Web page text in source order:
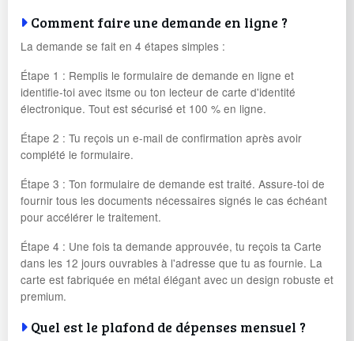
Comment faire une demande en ligne ?
La demande se fait en 4 étapes simples :
Étape 1 : Remplis le formulaire de demande en ligne et
identifie-toi avec itsme ou ton lecteur de carte d'identité
électronique. Tout est sécurisé et 100 % en ligne.
Étape 2 : Tu reçois un e-mail de confirmation après avoir
complété le formulaire.
Étape 3 : Ton formulaire de demande est traité. Assure-toi de
fournir tous les documents nécessaires signés le cas échéant
pour accélérer le traitement.
Étape 4 : Une fois ta demande approuvée, tu reçois ta Carte
dans les 12 jours ouvrables à l'adresse que tu as fournie. La
carte est fabriquée en métal élégant avec un design robuste et
premium.
Quel est le plafond de dépenses mensuel ?